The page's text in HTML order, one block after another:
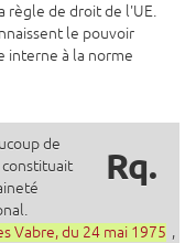
règle de droit de l'UE.
le pouvoir
interne à la norme
Rq.
de
constituait
Vabre, du 24 mai 1975 ,